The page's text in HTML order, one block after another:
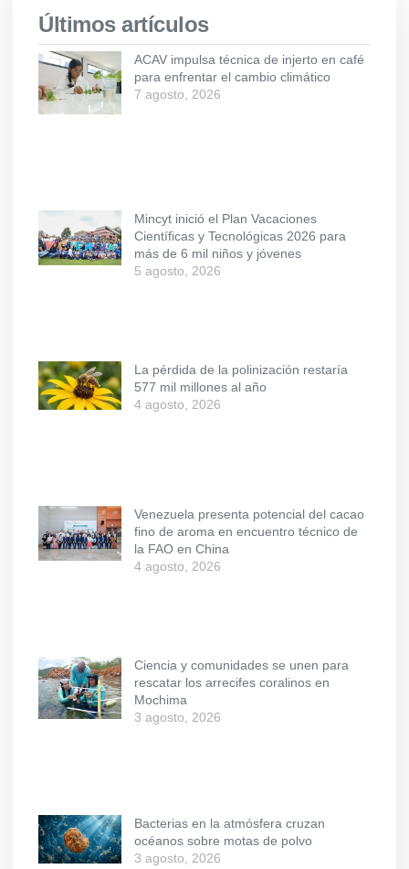
Últimos artículos
ACAV impulsa técnica de injerto en café
para enfrentar el cambio climático
7 agosto, 2026
Mincyt inició el Plan Vacaciones
Científicas y Tecnológicas 2026 para
más de 6 mil niños y jóvenes
5 agosto, 2026
La pérdida de la polinización restaría
577 mil millones al año
4 agosto, 2026
Venezuela presenta potencial del cacao
fino de aroma en encuentro técnico de
la FAO en China
4 agosto, 2026
Ciencia y comunidades se unen para
rescatar los arrecifes coralinos en
Mochima
3 agosto, 2026
Bacterias en la atmósfera cruzan
océanos sobre motas de polvo
3 agosto, 2026